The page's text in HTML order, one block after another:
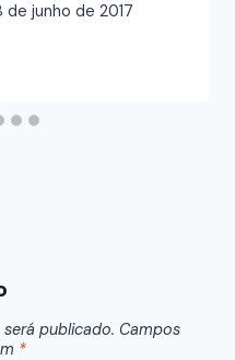
de junho de 2017
publicado. Campos
*